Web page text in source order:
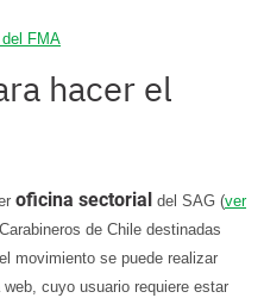
FMA
hacer el
oficina sectorial del SAG (ver
de Chile destinadas
movimiento se puede realizar
cuyo usuario requiere estar